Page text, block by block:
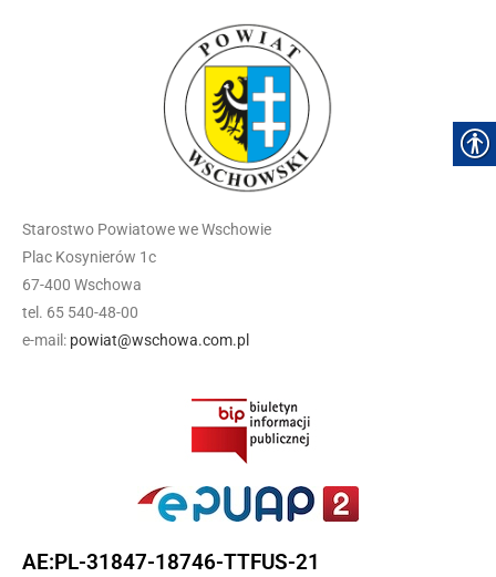
Starostwo Powiatowe we Wschowie
Plac Kosynierów 1c
67-400 Wschowa
tel. 65 540-48-00
e-mail: powiat@wschowa.com.pl
AE:PL-31847-18746-TTFUS-21